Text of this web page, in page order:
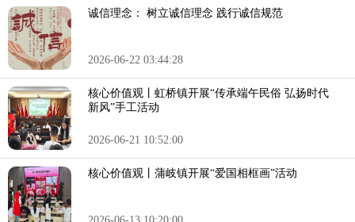
诚信理念： 树立诚信理念 践行诚信规范
2026-06-22 03:44:28
核心价值观丨虹桥镇开展“传承端午民俗 弘扬时代
新风”手工活动
2026-06-21 10:52:00
核心价值观丨蒲岐镇开展“爱国相框画”活动